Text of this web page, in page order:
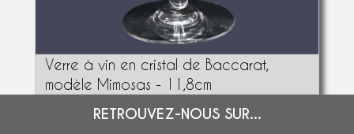
Verre à vin en cristal de Baccarat,
modèle Mimosas - 11,8cm
RETROUVEZ-NOUS SUR...